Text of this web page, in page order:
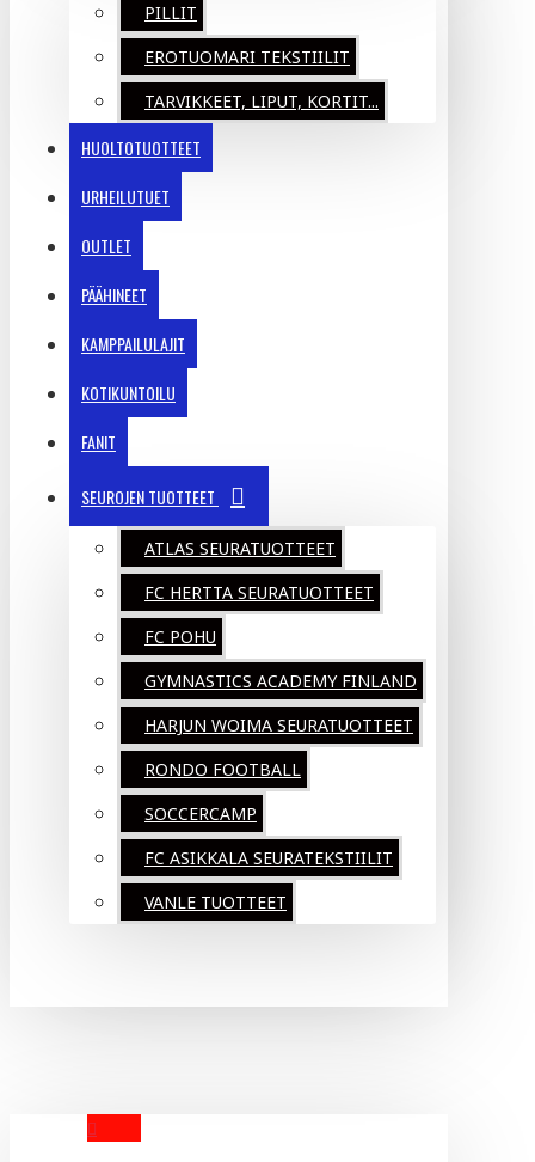
PILLIT
EROTUOMARI TEKSTIILIT
TARVIKKEET, LIPUT, KORTIT...
HUOLTOTUOTTEET
URHEILUTUET
OUTLET
PÄÄHINEET
KAMPPAILULAJIT
KOTIKUNTOILU
FANIT
SEUROJEN TUOTTEET
ATLAS SEURATUOTTEET
FC HERTTA SEURATUOTTEET
FC POHU
GYMNASTICS ACADEMY FINLAND
HARJUN WOIMA SEURATUOTTEET
RONDO FOOTBALL
SOCCERCAMP
FC ASIKKALA SEURATEKSTIILIT
VANLE TUOTTEET